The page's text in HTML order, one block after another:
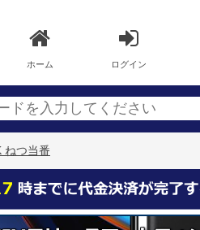
ホーム ログイン
ねつ当番